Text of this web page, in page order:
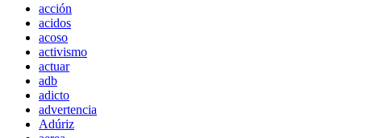
acción
acidos
acoso
activismo
actuar
adb
adicto
advertencia
Adúriz